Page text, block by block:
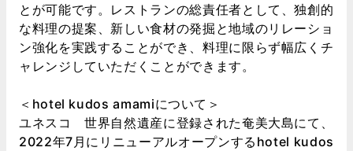
とが可能です。レストランの総責任者として、独創的
な料理の提案、新しい食材の発掘と地域のリレーショ
ン強化を実践することができ、料理に限らず幅広くチ
ャレンジしていただくことができます。
＜hotel kudos amamiについて＞
ユネスコ 世界自然遺産に登録された奄美大島にて、
2022年7月にリニューアルオープンするhotel kudos